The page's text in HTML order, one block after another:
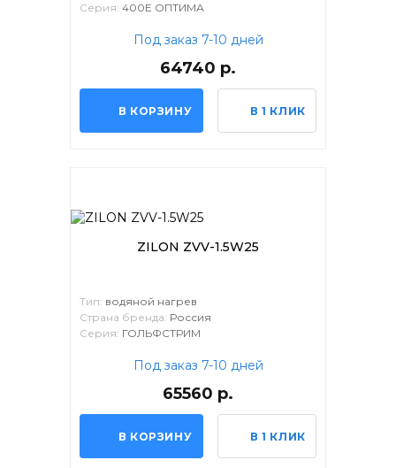
Серия: 400Е ОПТИМА
Под заказ 7-10 дней
64740 р.
В КОРЗИНУ В 1 КЛИК
ZILON ZVV-1.5W25
Тип: водяной нагрев
Страна бренда: Россия
Серия: ГОЛЬФСТРИМ
Под заказ 7-10 дней
65560 р.
В КОРЗИНУ В 1 КЛИК